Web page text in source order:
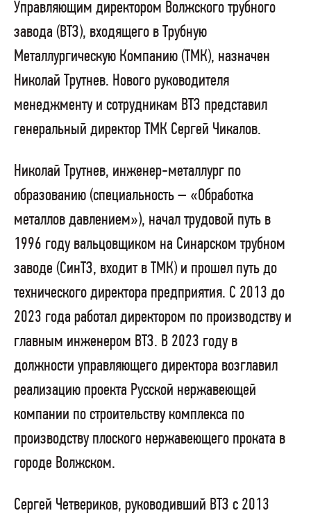
Управляющим директором Волжского трубного
завода (ВТЗ), входящего в Трубную
Металлургическую Компанию (ТМК), назначен
Николай Трутнев. Нового руководителя
менеджменту и сотрудникам ВТЗ представил
генеральный директор ТМК Сергей Чикалов.
Николай Трутнев, инженер-металлург по
образованию (специальность – «Обработка
металлов давлением»), начал трудовой путь в
1996 году вальцовщиком на Синарском трубном
заводе (СинТЗ, входит в ТМК) и прошел путь до
технического директора предприятия. С 2013 до
2023 года работал директором по производству и
главным инженером ВТЗ. В 2023 году в
должности управляющего директора возглавил
реализацию проекта Русской нержавеющей
компании по строительству комплекса по
производству плоского нержавеющего проката в
городе Волжском.
Сергей Четвериков, руководивший ВТЗ с 2013